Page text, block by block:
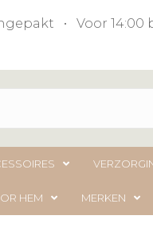
• Voor
HEM MERKEN